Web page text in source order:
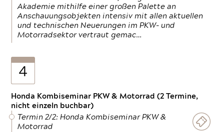
Akademie mithilfe einer großen Palette an
Anschauungsobjekten intensiv mit allen aktuellen
und technischen Neuerungen im PKW- und
Motorradsektor vertraut gemac…
4
Honda Kombiseminar PKW & Motorrad (2 Termine,
nicht einzeln buchbar)
Termin 2/2: Honda Kombiseminar PKW &
Motorrad